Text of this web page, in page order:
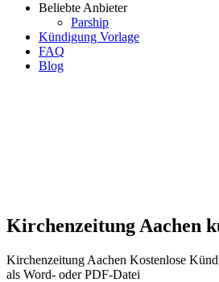
Beliebte Anbieter
Parship
Kündigung Vorlage
FAQ
Blog
Kirchenzeitung Aachen
Kirchenzeitung Aachen Kostenlose
als Word- oder PDF-Datei